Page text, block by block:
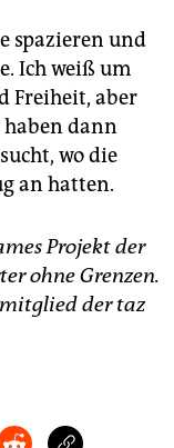
spazieren und
Ich weiß um
Freiheit, aber
dann
wo die
an hatten.
Projekt der
ohne Grenzen.
der taz